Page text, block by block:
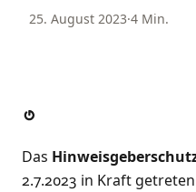
25. August 2023·4 Min.
Gravatar
Das
2.7.2023 in Kraft getreten